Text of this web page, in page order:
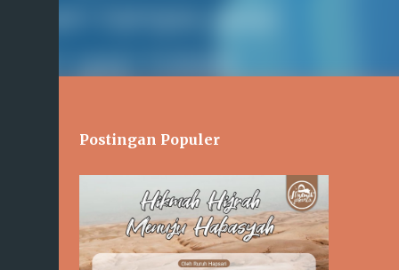
Postingan Populer